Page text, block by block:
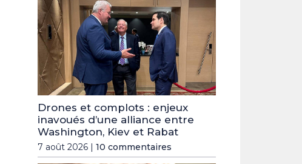
Drones et complots : enjeux
inavoués d’une alliance entre
Washington, Kiev et Rabat
7 août 2026 | 10 commentaires